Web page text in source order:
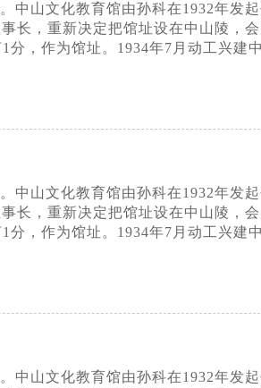
中山文化教育馆由孙科在1932年
长，重新决定把馆址设在中山陵，
分，作为馆址。1934年7月动工兴
中山文化教育馆由孙科在1932年
长，重新决定把馆址设在中山陵，
分，作为馆址。1934年7月动工兴
中山文化教育馆由孙科在1932年